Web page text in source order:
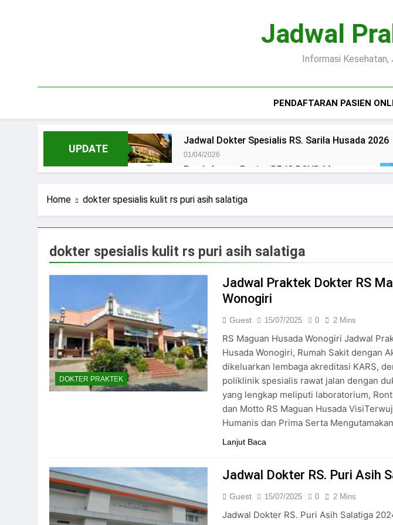
Jadwal
Informasi
PENDAFTARAN PASIEN
UPDATE
Jadwal Dokter Spesialis RS. Sarila Husada 2026
01/04/2026
Pendaftaran Pasien BPJS RSUD Margono
Jadwal Praktek Dokter RS Maguan Husada
Jadwal Dokter RS. Puri Asih Salatiga 2025
Pendaftaran Pasien BPJS RSUD Bung Karno
Home dokter spesialis kulit rs puri asih salatiga
dokter spesialis kulit rs puri asih salatiga
DOKTER PRAKTEK
Jadwal Praktek Dokter RS
Wonogiri
Guest 15/07/2025 0 2 Mins
RS Maguan Husada Wonogiri Jadwal
Husada Wonogiri, Rumah Sakit dengan
dikeluarkan lembaga akreditasi KARS,
poliklinik spesialis rawat jalan dengan
yang lengkap meliputi laboratorium,
dan Motto RS Maguan Husada
Humanis dan Prima Serta
Lanjut Baca
Jadwal Dokter RS. Puri Asih
Guest 15/07/2025 0 2 Mins
Jadwal Dokter RS. Puri Asih Salatiga